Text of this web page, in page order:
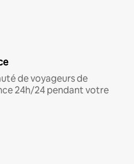
de voyageurs de
24h/24 pendant votre